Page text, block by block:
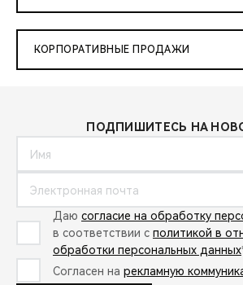
КОРПОРАТИВНЫЕ ПРОДАЖИ
ПОДПИШИТЕСЬ НА
Даю согласие на обработку
в соответствии с политикой в
обработки персональных данных
Согласен на рекламную